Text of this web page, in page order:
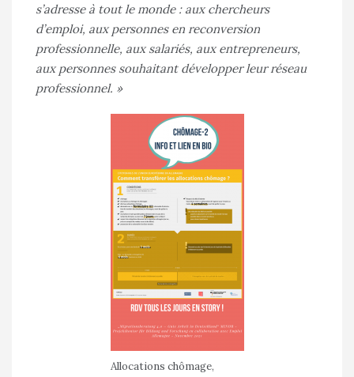
s’adresse à tout le monde : aux chercheurs
d’emploi, aux personnes en reconversion
professionnelle, aux salariés, aux entrepreneurs,
aux personnes souhaitant développer leur réseau
professionnel. »
Allocations chômage,